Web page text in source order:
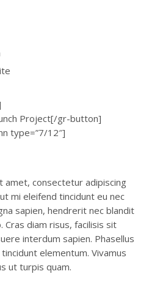
Project[/gr-button]
type=”7/12″]
amet, consectetur adipiscing
mi eleifend tincidunt eu nec
sapien, hendrerit nec blandit
diam risus, facilisis sit
interdum sapien. Phasellus
elementum. Vivamus
ut turpis quam.